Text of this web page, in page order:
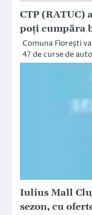
CTP (RATUC)
poţi cumpăra
Comuna Floreşti
47 de curse de
Iulius Mall
sezon, cu